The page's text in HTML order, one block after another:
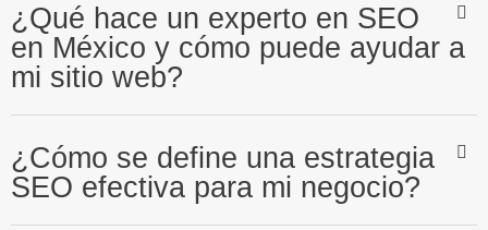
¿Qué hace un experto en SEO
en México y cómo puede ayudar a
mi sitio web?
¿Cómo se define una estrategia
SEO efectiva para mi negocio?